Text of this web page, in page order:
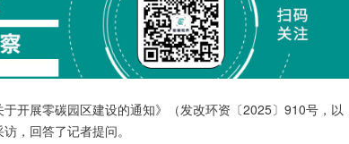
开展零碳园区建设的通知》（发改环资〔2025〕910号，以
，回答了记者提问。